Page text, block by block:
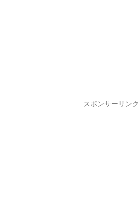
スポンサーリンク